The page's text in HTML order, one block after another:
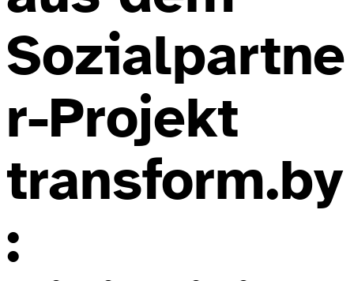
Sozialpartne
r-Projekt
transform.by
: